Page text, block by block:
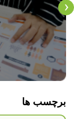
›
برچسب ها